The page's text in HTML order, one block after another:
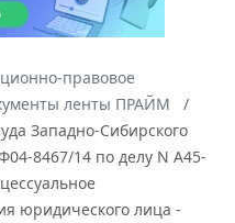
правовое
ленты ПРАЙМ
Западно-Сибирского
8467/14 по делу N А45-
юридического лица -